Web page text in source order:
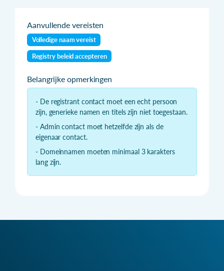
Aanvullende vereisten
Volledige naam vereist
Registry beleid accepteren
Belangrijke opmerkingen
- De registrant contact moet een echt persoon
zijn, generieke namen en titels zijn niet toegestaan.
- Admin contact moet hetzelfde zijn als de
eigenaar contact.
- Domeinnamen moeten minimaal 3 karakters
lang zijn.